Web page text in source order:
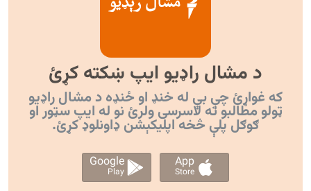
د مشال راډیو ایپ ښکته کړئ
که غواړئ چې بې له خنډ او ځنډه د مشال راډیو
ټولو مطالبو ته لاسرسی ولرئ نو له ایپ سټور او
ګوګل پلې څخه اپليکېشن ډاونلوډ کړئ.
App
Store
Google
Play